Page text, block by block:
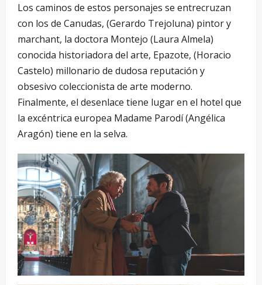
Los caminos de estos personajes se entrecruzan
con los de Canudas, (Gerardo Trejoluna) pintor y
marchant, la doctora Montejo (Laura Almela)
conocida historiadora del arte, Epazote, (Horacio
Castelo) millonario de dudosa reputación y
obsesivo coleccionista de arte moderno.
Finalmente, el desenlace tiene lugar en el hotel que
la excéntrica europea Madame Parodí (Angélica
Aragón) tiene en la selva.